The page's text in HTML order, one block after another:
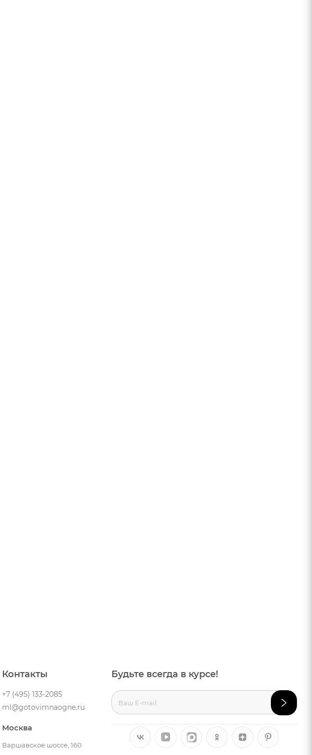
Контакты
+7 (495) 133-2085
ml@gotovimnaogne.ru
Москва
Варшавское шоссе, 160
Будьте всегда в курсе!